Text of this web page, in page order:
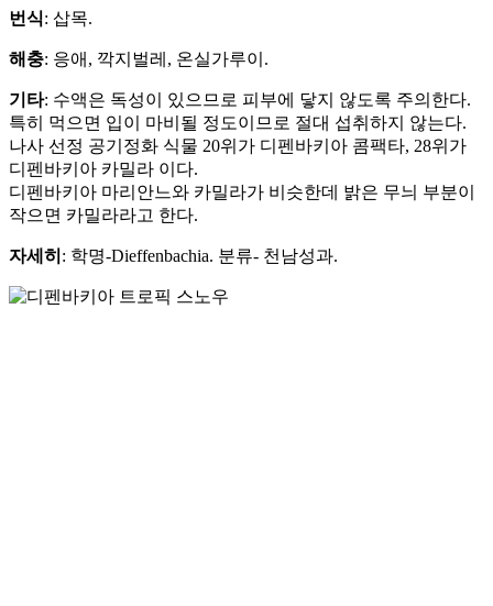
번식: 삽목.
해충: 응애, 깍지벌레, 온실가루이.
기타: 수액은 독성이 있으므로 피부에 닿지 않도록 주의한다.
특히 먹으면 입이 마비될 정도이므로 절대 섭취하지 않는다.
나사 선정 공기정화 식물 20위가 디펜바키아 콤팩타, 28위가
디펜바키아 카밀라 이다.
디펜바키아 마리안느와 카밀라가 비슷한데 밝은 무늬 부분이
작으면 카밀라라고 한다.
자세히 : 학명-Dieffenbachia. 분류- 천남성과.